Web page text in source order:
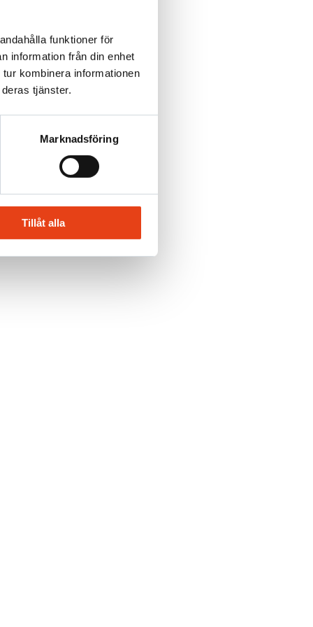
funktioner för
information från din enhet
kombinera informationen
tjänster.
Marknadsföring
Tillåt alla